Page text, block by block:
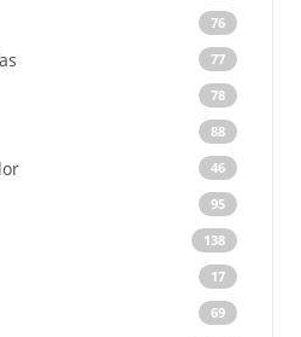
76
77
78
88
46
95
138
17
69